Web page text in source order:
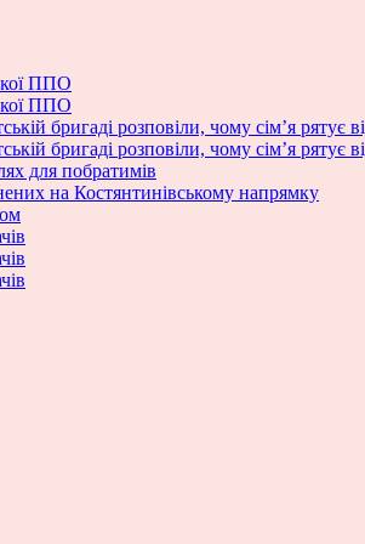
ППО
ППО
бригаді розповіли, чому сім’я рятує
бригаді розповіли, чому сім’я рятує
для побратимів
на Костянтинівському напрямку